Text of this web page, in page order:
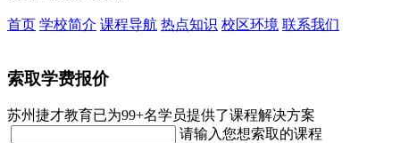
首页 学校简介 课程导航 热点知识 校区环境 联系我们
索取学费报价
苏州捷才教育已为99+名学员提供了课程解决方案
请输入您想索取的课程